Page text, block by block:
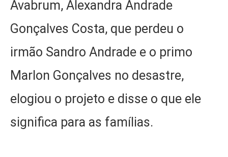
Avabrum, Alexandra Andrade
Gonçalves Costa, que perdeu o
irmão Sandro Andrade e o primo
Marlon Gonçalves no desastre,
elogiou o projeto e disse o que ele
significa para as famílias.